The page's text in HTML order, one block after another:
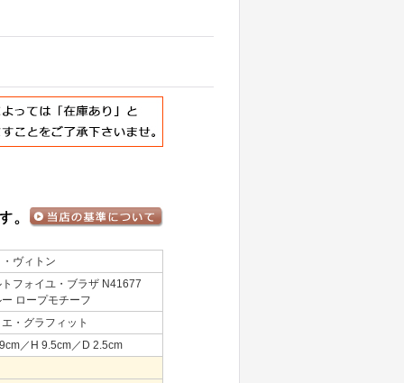
ヴィトン
フォイユ・ブラザ N41677
ロープモチーフ
・グラフィット
／H 9.5cm／D 2.5cm